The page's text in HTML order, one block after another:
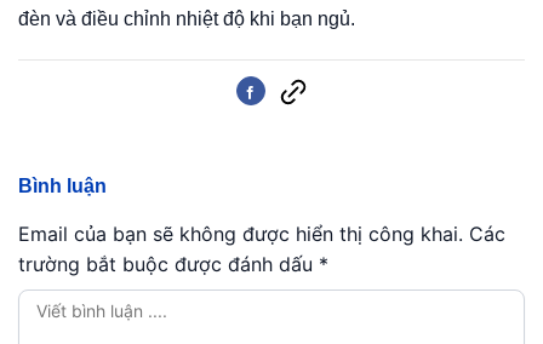
đèn và điều chỉnh nhiệt độ khi bạn ngủ.
Bình luận
Email của bạn sẽ không được hiển thị công khai. Các
trường bắt buộc được đánh dấu *